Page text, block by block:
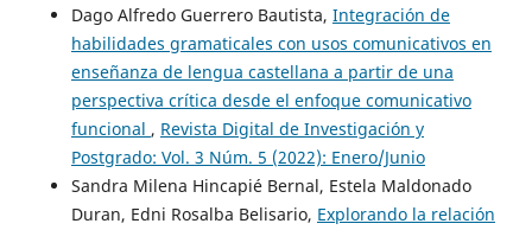
Dago Alfredo Guerrero Bautista, Integración de
habilidades gramaticales con usos comunicativos en
enseñanza de lengua castellana a partir de una
perspectiva crítica desde el enfoque comunicativo
funcional , Revista Digital de Investigación y
Postgrado: Vol. 3 Núm. 5 (2022): Enero/Junio
Sandra Milena Hincapié Bernal, Estela Maldonado
Duran, Edni Rosalba Belisario, Explorando la relación